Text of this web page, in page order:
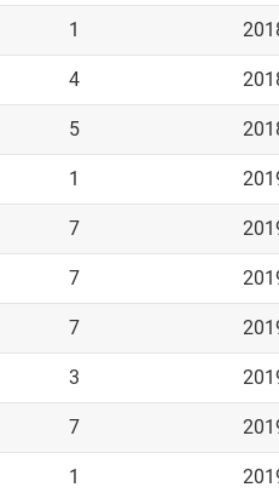
1
4
5
1
7
7
7
3
7
1